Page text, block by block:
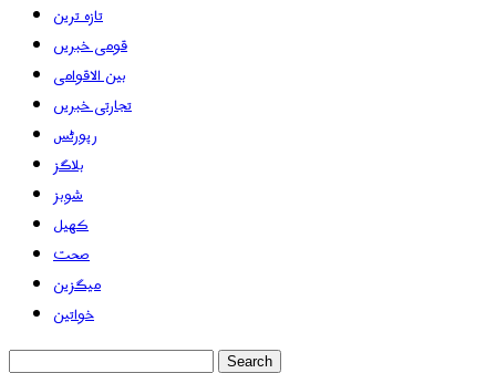
تازہ ترین
قومی خبریں
بین الاقوامی
تجارتی خبریں
رپورٹس
بلاگز
شوبز
کھیل
صحت
میگزین
خواتین